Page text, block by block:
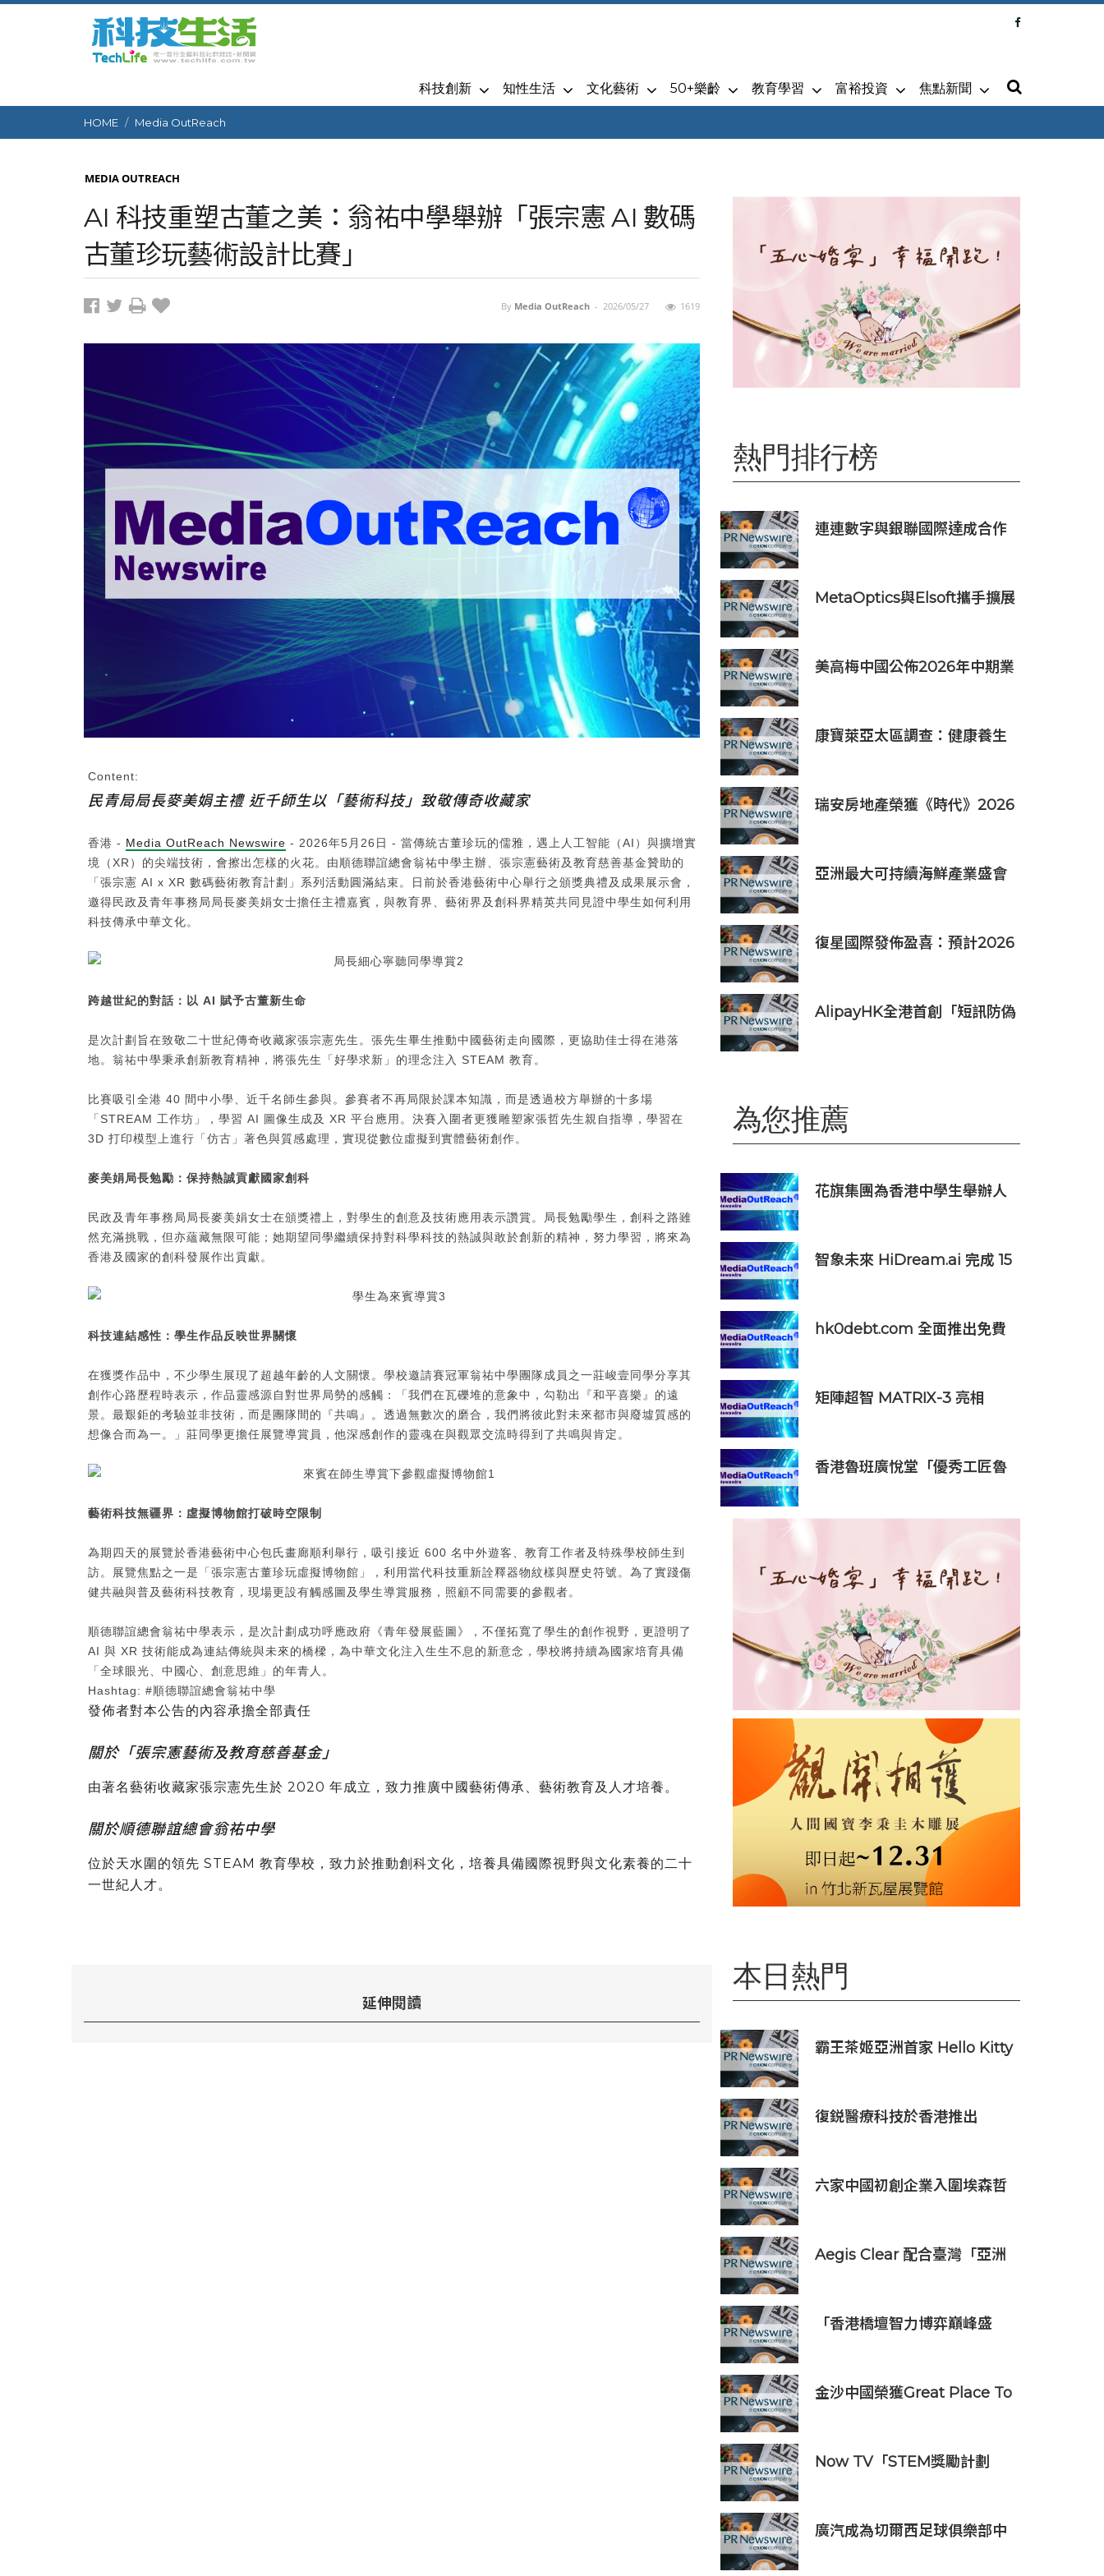
科技創新 知性生活 文化藝術 50+樂齡 教育學習 富裕投資 焦點新聞
HOME Media OutReach
MEDIA OUTREACH
AI 科技重塑古董之美：翁祐中學舉辦「張宗憲 AI 數碼
古董珍玩藝術設計比賽」
By Media OutReach - 2026/05/27 1619
Content:
民青局局長麥美娟主禮 近千師生以「藝術科技」致敬傳奇收藏家
香港 - Media OutReach Newswire - 2026年5月26日 - 當傳統古董珍玩的儒雅，遇上人工智能（AI）與擴增實
境（XR）的尖端技術，會擦出怎樣的火花。由順德聯誼總會翁祐中學主辦、張宗憲藝術及教育慈善基金贊助的
「張宗憲 AI x XR 數碼藝術教育計劃」系列活動圓滿結束。日前於香港藝術中心舉行之頒獎典禮及成果展示會，
邀得民政及青年事務局局長麥美娟女士擔任主禮嘉賓，與教育界、藝術界及創科界精英共同見證中學生如何利用
科技傳承中華文化。
跨越世紀的對話：以 AI 賦予古董新生命
是次計劃旨在致敬二十世紀傳奇收藏家張宗憲先生。張先生畢生推動中國藝術走向國際，更協助佳士得在港落
地。翁祐中學秉承創新教育精神，將張先生「好學求新」的理念注入 STEAM 教育。
比賽吸引全港 40 間中小學、近千名師生參與。參賽者不再局限於課本知識，而是透過校方舉辦的十多場
「STREAM 工作坊」，學習 AI 圖像生成及 XR 平台應用。決賽入圍者更獲雕塑家張哲先生親自指導，學習在
3D 打印模型上進行「仿古」著色與質感處理，實現從數位虛擬到實體藝術創作。
麥美娟局長勉勵：保持熱誠貢獻國家創科
民政及青年事務局局長麥美娟女士在頒獎禮上，對學生的創意及技術應用表示讚賞。局長勉勵學生，創科之路雖
然充滿挑戰，但亦蘊藏無限可能；她期望同學繼續保持對科學科技的熱誠與敢於創新的精神，努力學習，將來為
香港及國家的創科發展作出貢獻。
科技連結感性：學生作品反映世界關懷
在獲獎作品中，不少學生展現了超越年齡的人文關懷。學校邀請賽冠軍翁祐中學團隊成員之一莊峻壹同學分享其
創作心路歷程時表示，作品靈感源自對世界局勢的感觸：「我們在瓦礫堆的意象中，勾勒出『和平喜樂』的遠
景。最艱鉅的考驗並非技術，而是團隊間的『共鳴』。透過無數次的磨合，我們將彼此對未來都市與廢墟質感的
想像合而為一。」莊同學更擔任展覽導賞員，他深感創作的靈魂在與觀眾交流時得到了共鳴與肯定。
藝術科技無疆界：虛擬博物館打破時空限制
為期四天的展覽於香港藝術中心包氏畫廊順利舉行，吸引接近 600 名中外遊客、教育工作者及特殊學校師生到
訪。展覽焦點之一是「張宗憲古董珍玩虛擬博物館」，利用當代科技重新詮釋器物紋樣與歷史符號。為了實踐傷
健共融與普及藝術科技教育，現場更設有觸感圖及學生導賞服務，照顧不同需要的參觀者。
順德聯誼總會翁祐中學表示，是次計劃成功呼應政府《青年發展藍圖》，不僅拓寬了學生的創作視野，更證明了
AI 與 XR 技術能成為連結傳統與未來的橋樑，為中華文化注入生生不息的新意念，學校將持續為國家培育具備
「全球眼光、中國心、創意思維」的年青人。
Hashtag: #順德聯誼總會翁祐中學
發佈者對本公告的內容承擔全部責任
關於「張宗憲藝術及教育慈善基金」
由著名藝術收藏家張宗憲先生於 2020 年成立，致力推廣中國藝術傳承、藝術教育及人才培養。
關於順德聯誼總會翁祐中學
位於天水圍的領先 STEAM 教育學校，致力於推動創科文化，培養具備國際視野與文化素養的二十
一世紀人才。
延伸閱讀
熱門排行榜
連連數字與銀聯國際達成合作
MetaOptics與Elsoft攜手擴展
美高梅中國公佈2026年中期業
康寶萊亞太區調查：健康養生
瑞安房地產榮獲《時代》2026
亞洲最大可持續海鮮產業盛會
益相關方將親臨現場
復星國際發佈盈喜：預計2026
AlipayHK全港首創「短訊防偽
為您推薦
花旗集團為香港中學生舉辦人
智象未來 HiDream.ai 完成 15
hk0debt.com 全面推出免費
矩陣超智 MATRIX-3 亮相
動全球合作夥伴計畫
香港魯班廣悅堂「優秀工匠魯
本日熱門
霸王茶姬亞洲首家 Hello Kitty
復鋭醫療科技於香港推出
六家中國初創企業入圍埃森哲
Aegis Clear 配合臺灣「亞洲
「香港橋壇智力博弈巔峰盛
金沙中國榮獲Great Place To
Now TV「STEM獎勵計劃
趣科學大探索》第二季及「長
隆小科學家大獎」
廣汽成為切爾西足球俱樂部中